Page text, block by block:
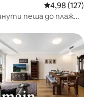
Средна
4,98 (127)
пеша до плаж